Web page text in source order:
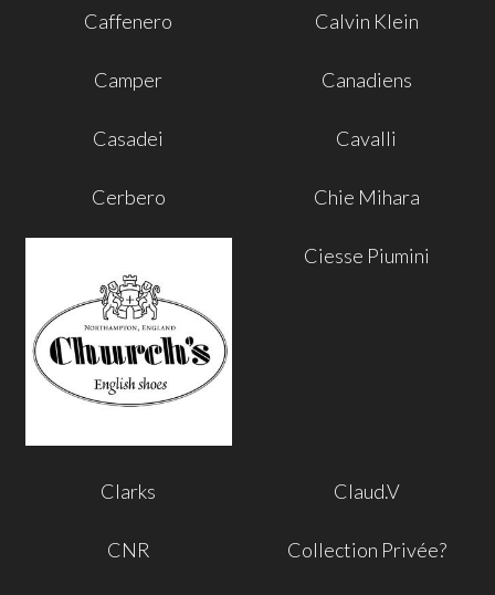
Caffenero Calvin Klein
Camper Canadiens
Casadei Cavalli
Cerbero Chie Mihara
Ciesse Piumini
Clarks Claud.V
CNR Collection Privée?